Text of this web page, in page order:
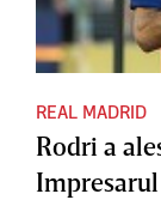
REAL MADRID
Rodri a